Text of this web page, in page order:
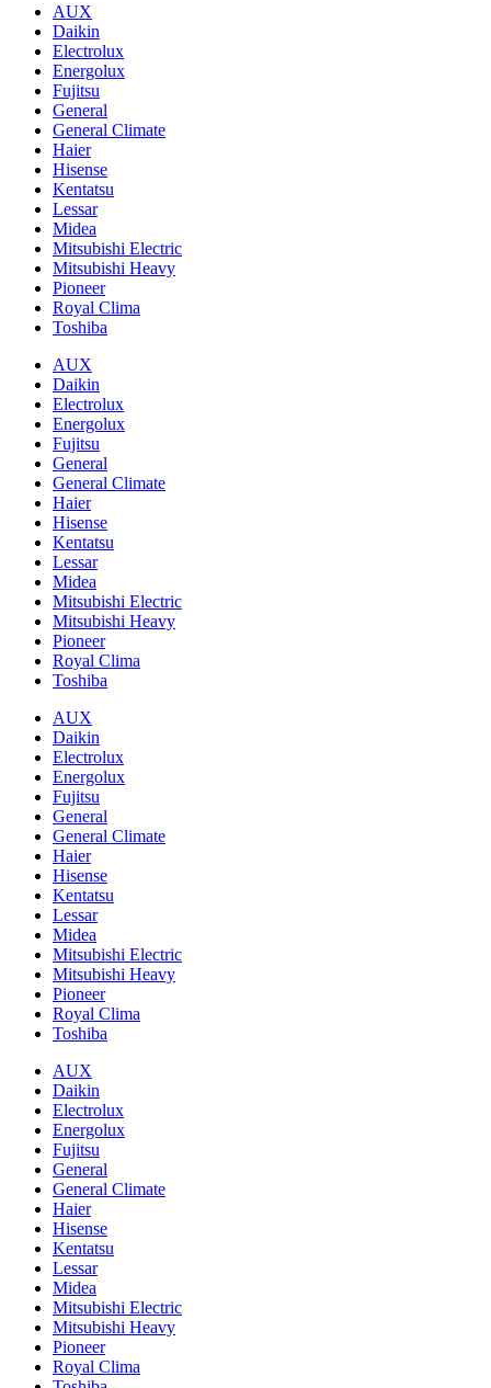
AUX
Daikin
Electrolux
Energolux
Fujitsu
General
General Climate
Haier
Hisense
Kentatsu
Lessar
Midea
Mitsubishi Electric
Mitsubishi Heavy
Pioneer
Royal Clima
Toshiba
AUX
Daikin
Electrolux
Energolux
Fujitsu
General
General Climate
Haier
Hisense
Kentatsu
Lessar
Midea
Mitsubishi Electric
Mitsubishi Heavy
Pioneer
Royal Clima
Toshiba
AUX
Daikin
Electrolux
Energolux
Fujitsu
General
General Climate
Haier
Hisense
Kentatsu
Lessar
Midea
Mitsubishi Electric
Mitsubishi Heavy
Pioneer
Royal Clima
Toshiba
AUX
Daikin
Electrolux
Energolux
Fujitsu
General
General Climate
Haier
Hisense
Kentatsu
Lessar
Midea
Mitsubishi Electric
Mitsubishi Heavy
Pioneer
Royal Clima